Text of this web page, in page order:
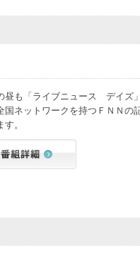
昼も「ライブニュース デイズ
国ネットワークを持つＦＮＮの
す。